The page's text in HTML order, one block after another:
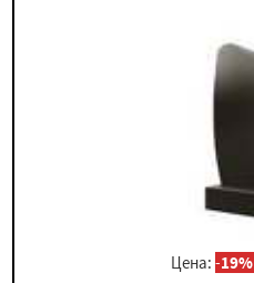
Цена: -19%